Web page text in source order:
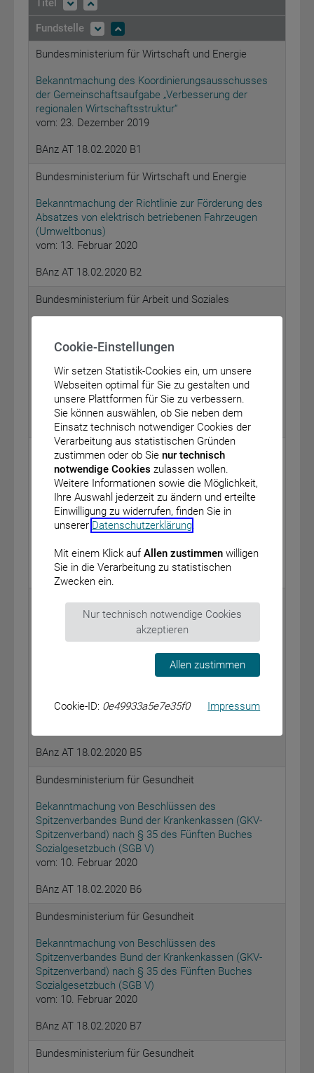
Titel
Fundstelle
Bundesministerium für Wirtschaft und Energie
Bekanntmachung des Koordinierungsausschusses
der Gemeinschaftsaufgabe „Verbesserung der
regionalen Wirtschaftsstruktur“
vom: 23. Dezember 2019
BAnz AT 18.02.2020 B1
Bundesministerium für Wirtschaft und Energie
Bekanntmachung der Richtlinie zur Förderung des
Absatzes von elektrisch betriebenen Fahrzeugen
(Umweltbonus)
vom: 13. Februar 2020
BAnz AT 18.02.2020 B2
Bundesministerium für Arbeit und Soziales
Interessenbekundungen zum Aufbau und Betrieb
eines FIS-Zentrums im Rahmen des
„Fördernetzwerks Interdisziplinäre
Sozialpolitikforschung“
vom: 10. Februar 2020
BAnz AT 18.02.2020 B3
Bundesministerium für Arbeit und Soziales
Bekanntmachung über einen Antrag auf Erlass einer
Verordnung zur Erstreckung der Rechtsnormen
eines Tarifvertrags für das Baugewerbe und den
Entwurf einer Verordnung über zwingende
Arbeitsbedingungen im Baugewerbe
vom: 13. Februar 2020
BAnz AT 18.02.2020 B4
Bundesministerium für Gesundheit
Bekanntmachung eines Beschlusses des
Gemeinsamen Bundesausschusses über eine
Änderung der Arzneimittel-Richtlinie (AM-RL): Anlage
XII – Nutzenbewertung von Arzneimitteln mit neuen
Anwendungsgebiet: Mammakarzinom; HER2-negativ)
BAnz AT 18.02.2020 B5
Bundesministerium für Gesundheit
Bekanntmachung von Beschlüssen des
Spitzenverbandes Bund der Krankenkassen (GKV-
Spitzenverband) nach § 35 des Fünften Buches
Sozialgesetzbuch (SGB V)
vom: 10. Februar 2020
BAnz AT 18.02.2020 B6
Bundesministerium für Gesundheit
Bekanntmachung von Beschlüssen des
Spitzenverbandes Bund der Krankenkassen (GKV-
Spitzenverband) nach § 35 des Fünften Buches
Sozialgesetzbuch (SGB V)
vom: 10. Februar 2020
BAnz AT 18.02.2020 B7
Bundesministerium für Gesundheit
Cookie-Einstellungen
Wir setzen Statistik-Cookies ein, um unsere
Webseiten optimal für Sie zu gestalten und
unsere Plattformen für Sie zu verbessern.
Sie können auswählen, ob Sie neben dem
Einsatz technisch notwendiger Cookies der
Verarbeitung aus statistischen Gründen
zustimmen oder ob Sie nur technisch
notwendige Cookies zulassen wollen.
Weitere Informationen sowie die Möglichkeit,
Ihre Auswahl jederzeit zu ändern und erteilte
Einwilligung zu widerrufen, finden Sie in
unserer Datenschutzerklärung.
Mit einem Klick auf Allen zustimmenwilligen
Sie in die Verarbeitung zu statistischen
Zwecken ein.
Nur technisch notwendige Cookies
akzeptieren
Allen zustimmen
Cookie-ID: 0e49933a5e7e35f0 Impressum